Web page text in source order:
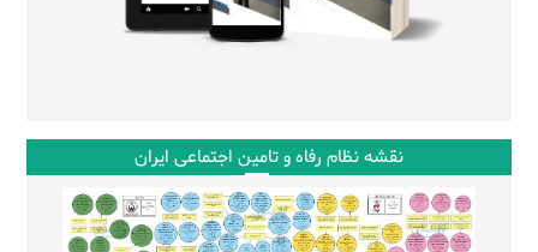
نقشه نظام رفاه و تامین اجتماعی ایران